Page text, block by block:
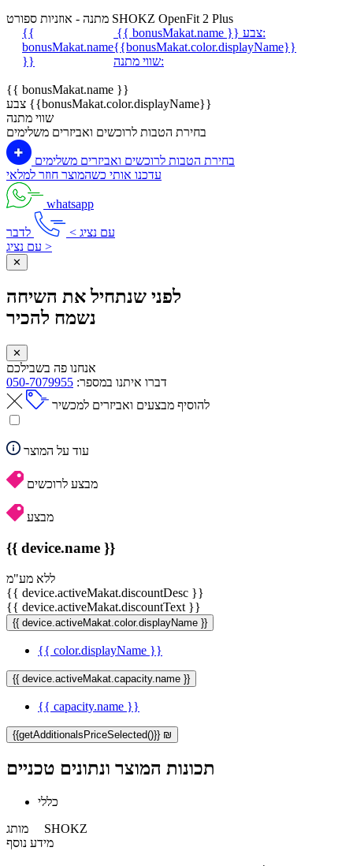
מתנה - אוזניות ספורט SHOKZ OpenFit 2 Plus
{{
bonusMakat.name
}}
{{ bonusMakat.name }}
צבע:
{{bonusMakat.color.displayName}}
שווי מתנה:
{{ bonusMakat.name }}
צבע {{bonusMakat.color.displayName}}
שווי מתנה
בחירת הטבות לרוכשים ואביזרים משלימים
בחירת הטבות לרוכשים ואביזרים משלימים
עדכנו אותי כשהמוצר חוזר למלאי
whatsapp
עם נציג >
לדבר
עם נציג >
✕
לפני שנתחיל את השיחה
נשמח להכיר
✕
אנחנו פה בשבילכם
דברו איתנו במספר: 050-7079955
להוסיף מבצעים ואביזרים למכשיר
עוד על המוצר
מבצע לרוכשים
מבצע
{{ device.name }}
ללא מע"מ
{{ device.activeMakat.discountDesc }}
{{ device.activeMakat.discountText }}
{{ device.activeMakat.color.displayName }}
{{ color.displayName }}
{{ device.activeMakat.capacity.name }}
{{ capacity.name }}
{{getAdditionalsPriceSelected()}} ₪
תכונות המוצר ונתונים טכניים
כללי
מותג SHOKZ
מידע נוסף